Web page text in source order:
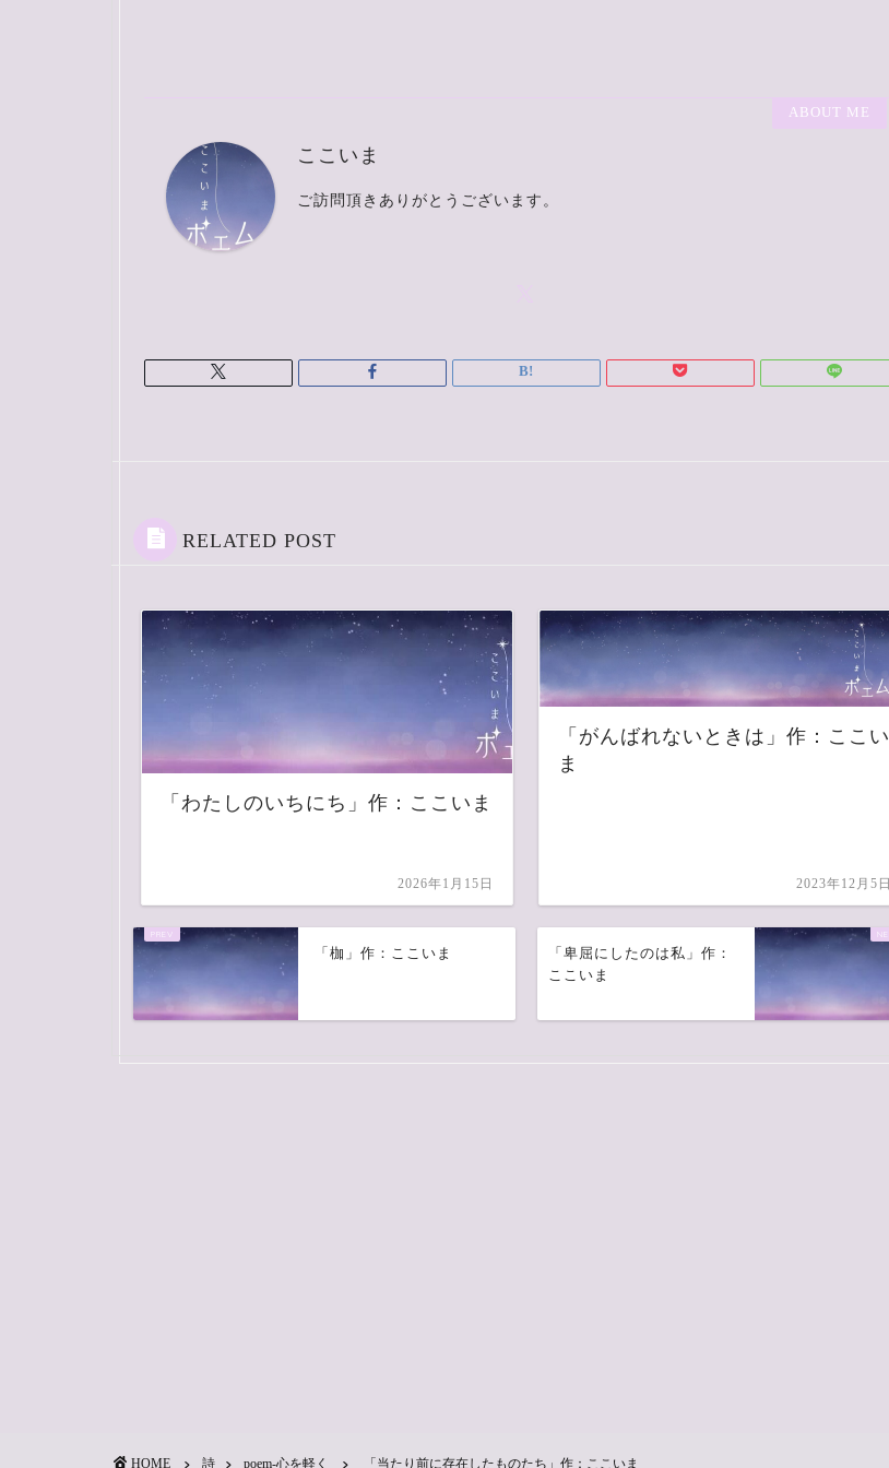
ABOUT ME
ここいま
ご訪問頂きありがとうございます。
RELATED POST
「わたしのいちにち」作：ここいま
2026年1月15日
「がんばれないときは」作：ここい
ま
2023年12月5日
「枷」作：ここいま
「卑屈にしたのは私」作：
ここいま
HOME 詩 poem-心を軽く 「当たり前に存在したものたち」作：ここいま